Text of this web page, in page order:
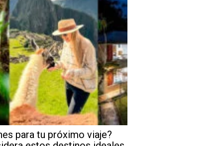
para tu próximo viaje?